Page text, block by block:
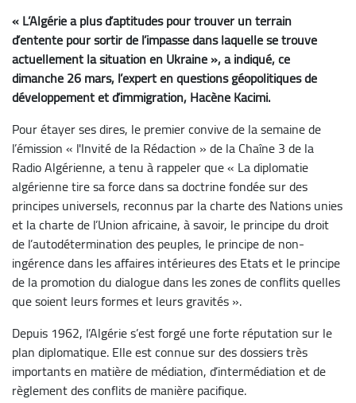
« L’Algérie a plus d’aptitudes pour trouver un terrain
d’entente pour sortir de l’impasse dans laquelle se trouve
actuellement la situation en Ukraine », a indiqué, ce
dimanche 26 mars, l’expert en questions géopolitiques de
développement et d’immigration, Hacène Kacimi.
Pour étayer ses dires, le premier convive de la semaine de
l’émission « l'Invité de la Rédaction » de la Chaîne 3 de la
Radio Algérienne, a tenu à rappeler que « La diplomatie
algérienne tire sa force dans sa doctrine fondée sur des
principes universels, reconnus par la charte des Nations unies
et la charte de l’Union africaine, à savoir, le principe du droit
de l’autodétermination des peuples, le principe de non-
ingérence dans les affaires intérieures des Etats et le principe
de la promotion du dialogue dans les zones de conflits quelles
que soient leurs formes et leurs gravités ».
Depuis 1962, l’Algérie s’est forgé une forte réputation sur le
plan diplomatique. Elle est connue sur des dossiers très
importants en matière de médiation, d’intermédiation et de
règlement des conflits de manière pacifique.